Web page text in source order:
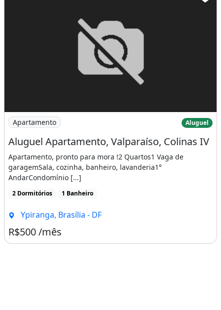
Imagem: Aluguel Apartamento, Valparaíso, Colinas
Apartamento Aluguel
Aluguel Apartamento, Valparaíso, Colinas IV
Apartamento, pronto para mora !2 Quartos1 Vaga de
garagemSala, cozinha, banheiro, lavanderia1°
AndarCondomínio [...]
2 Dormitórios 1 Banheiro
Ypiranga, Brasília - DF
R$500 /mês